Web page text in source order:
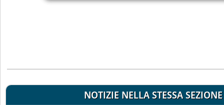
NOTIZIE NELLA STESSA SEZIONE